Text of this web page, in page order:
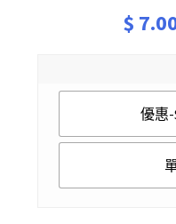
$
優惠-